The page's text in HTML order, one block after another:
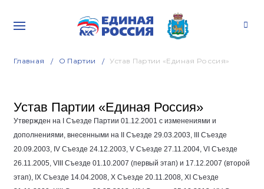
Главная О Партии Устав Партии «Единая Россия»
Устав Партии «Единая Россия»
Утвержден на I Съезде Партии 01.12.2001 с изменениями и
дополнениями, внесенными на II Съезде 29.03.2003, III Съезде
20.09.2003, IV Съезде 24.12.2003, V Съезде 27.11.2004, VI Съезде
26.11.2005, VIII Съезде 01.10.2007 (первый этап) и 17.12.2007 (второй
этап), IX Съезде 14.04.2008, Х Съезде 20.11.2008, ХI Съезде